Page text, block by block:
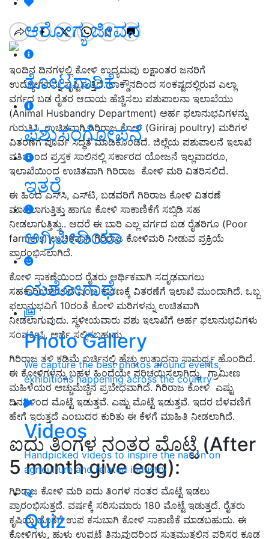
ಆರೋಗ್ಯ ಜೀವನ
ತೋಟಗಾರಿಕೆ
ಪಶುಸಂಗೋಪನೆ
ಇತರೆ
ಅಗ್ರಿಪೀಡಿಯಾ
ಯಶೋಗಾಥೆ
Photo Gallery
We capture the best photos around events,
exhibitions happening across the country
Videos
Handpicked videos to inspire the nation on
agriculture and related industry
Quiz
ಇಂದಿನ ದಿನಗಳಲ್ಲಿ ಕೋಳಿ ಉದ್ಯಮವು ಲಕ್ಷಾಂತರ ಜನರಿಗೆ
ಉದ್ಯೋಗವನ್ನು ಸೃಷ್ಟಿಸುತ್ತಿದೆ. ಲಾಕ್ಡೌನದಿಂದ ಸಂಕಷ್ಟದಲ್ಲಿರುವ ಎಲ್ಲಾ
ವರ್ಗದ ಬಡ ರೈತರ ಆದಾಯ ಹೆಚ್ಚಿಸಲು ಪಶುಪಾಲನಾ ಇಲಾಖೆಯು
(Animal Husbandry Department) ಅರ್ಹ ಫಲಾನುಭವಿಗಳನ್ನು
ಗುರುತಿಸಿ, ಉಚಿತವಾಗಿ ಗಿರಿರಾಜ ಕೋಳಿ (Giriraj poultry) ಮರಿಗಳ
ವಿತರಣೆಗೆ ಪೂರ್ವ ಸಿದ್ಧತೆ ಮಾಡಿಕೊಂಡಿದೆ. ಜಿಲ್ಲೆಯ ಪಶುಪಾಲನೆ ಇಲಾಖೆ
ವತಿಯಿಂದ ಪ್ರಸ್ತಕ ಸಾಲಿನಲ್ಲಿ ಸರ್ಕಾರದ ಯೋಜನೆ ಇಲ್ಲವಾದರೂ,
ಇಲಾಖೆಯಿಂದ ಉಚಿತವಾಗಿ ಗಿರಿರಾಜ ಕೋಳಿ ಮರಿ ವಿತರಿಸಲಿದೆ.
ಈ ಹಿಂದೆ ಎಸ್‌ಸಿ, ಎಸ್‌ಟಿ, ಬಡವರಿಗೆ ಗಿರಿರಾಜ ಕೋಳಿ ವಿತರಣೆ
ಮಾಡಲಾಗುತ್ತಿತ್ತು ಹಾಗೂ ಕೋಳಿ ಸಾಕಾಣಿಕೆಗೆ ಸಬ್ಸಿಡಿ ಸಹ
ನೀಡಲಾಗುತ್ತಿತ್ತು.. ಆದರೆ ಈ ಬಾರಿ ಎಲ್ಲ ವರ್ಗದ ಬಡ ರೈತರಿಗೂ (Poor
farmers) ಉಚಿತವಾಗಿ ಗಿರಿರಾಜ ಕೋಳಿಮರಿ ನೀಡುವ ಪ್ರಕ್ರಿಯೆ
ಪ್ರಾರಂಭಿಸಲಾಗಿದೆ.
ಕೋಳಿ ಸಾಕಣೆಯಿಂದ ರೈತರು ಆರ್ಥಿಕವಾಗಿ ಸದೃಢವಾಗಲು
ಸಹಕಾರಿಯಾಗಲಿದೆ ಎಂಬ ಕಾರಣಕ್ಕೆ ವಿತರಣೆಗೆ ಇಲಾಖೆ ಮುಂದಾಗಿದೆ. ಒಬ್ಬ
ಫಲಾನುಭವಿಗೆ 10ರಂತೆ ಕೋಳಿ ಮರಿಗಳನ್ನು ಉಚಿತವಾಗಿ
ನೀಡಲಾಗುವುದು. ಸ್ಥಳೀಯವಾರು ಪಶು ಇಲಾಖೆಗೆ ಅರ್ಹ ಫಲಾನುಭವಿಗಳು
ಸಂಪರ್ಕಿಸಿ, ಅರ್ಜಿ ಸಲ್ಲಿಸಬಹುದು.
ಗಿರಿರಾಜ ತಳಿ ಕಡಿಮೆ ಖರ್ಚಿನಲ್ಲಿ ಹೆಚ್ಚು ಉತ್ಪಾದನಾ ಸಾಮರ್ಥ್ಯ ಹೊಂದಿದೆ.
ಈ ಕೋಳಿಗಳನ್ನು ಬಹಳ ಹಿಂದೆಯೇ ಪರಿಚಯಿಸಲಾಗಿದ್ದು, ಗ್ರಾಮೀಣ
ಮಹಿಳೆಯರ ಅಚ್ಚುಮೆಚ್ಚಿನ ಪ್ರಬೇಧವಾಗಿದೆ. ಗಿರಿರಾಜ ಕೋಳಿ ಎಷ್ಟು
ದಿನಗಳಿಂದ ಮೊಟ್ಟೆ ಇಡುತ್ತವೆ. ಎಷ್ಟು ಮೊಟ್ಟೆ ಇಡುತ್ತವೆ. ಇದರ ಬೆಳವಣಿಗೆ
ಹೇಗೆ ಇರುತ್ತದೆ ಎಂಬುದರ ಕುರಿತು ಈ ಕೆಳಗೆ ಮಾಹಿತಿ ನೀಡಲಾಗಿದೆ.
ಐದು ತಿಂಗಳ ನಂತರ ಮೊಟ್ಟೆ (After
5 month give egg):
ಗಿರಿರಾಜ ಕೋಳಿ ಮರಿ ಐದು ತಿಂಗಳ ನಂತರ ಮೊಟ್ಟೆ ಇಡಲು
ಪ್ರಾರಂಭಿಸುತ್ತದೆ. ವರ್ಷಕ್ಕೆ ಸರಿಸುಮಾರು 180 ಮೊಟ್ಟೆ ಇಡುತ್ತದೆ. ರೈತರು
ಕೃಷಿಯ ಜೊತೆಗೆ ಉಪ ಕಸುಬಾಗಿ ಕೋಳಿ ಸಾಕಾಣಿಕೆ ಮಾಡಬಹುದು. ಈ
ಕೋಳಿಗಳು, ಹುಳು ಉಪ್ಪಟೆ ತಿನ್ನುವುದರಿಂದ ಸುತ್ತಮುತ್ತಲಿನ ಪರಿಸರ ಕೂಡ